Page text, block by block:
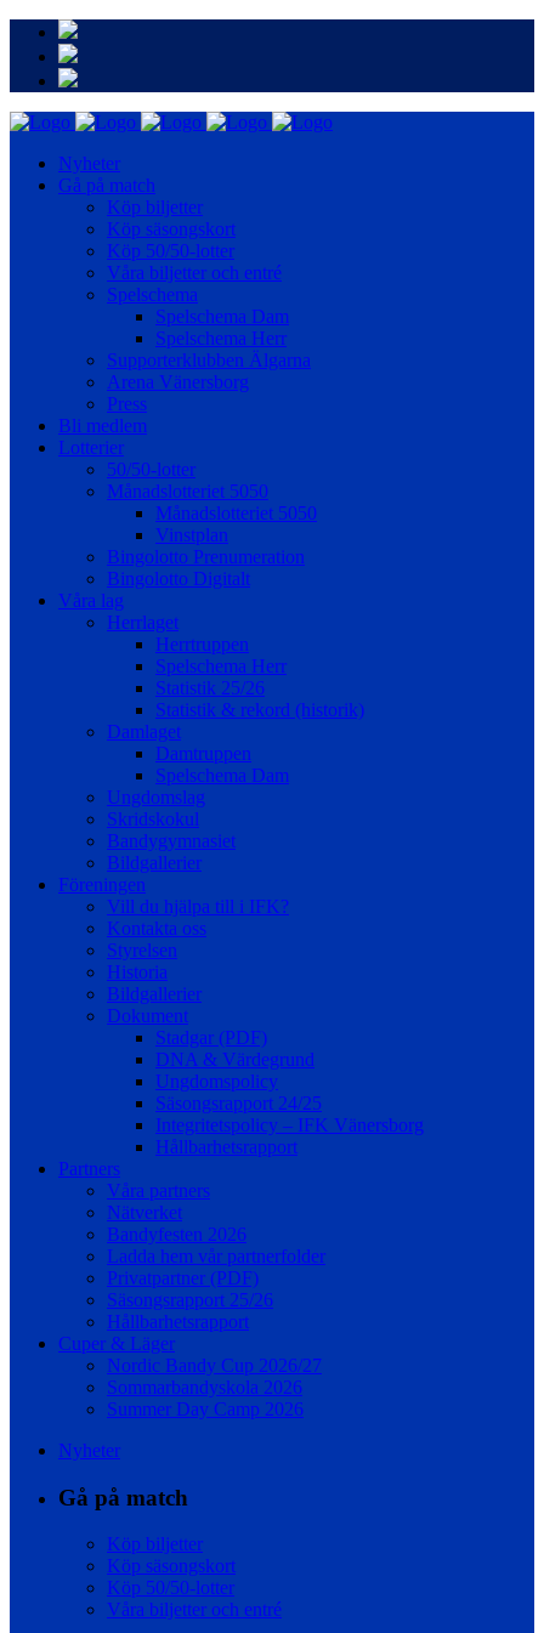
Nyheter
Gå på match
Köp biljetter
Köp säsongskort
Köp 50/50-lotter
Våra biljetter och entré
Spelschema
Spelschema Dam
Spelschema Herr
Supporterklubben Älgarna
Arena Vänersborg
Press
Bli medlem
Lotterier
50/50-lotter
Månadslotteriet 5050
Månadslotteriet 5050
Vinstplan
Bingolotto Prenumeration
Bingolotto Digitalt
Våra lag
Herrlaget
Herrtruppen
Spelschema Herr
Statistik 25/26
Statistik & rekord (historik)
Damlaget
Damtruppen
Spelschema Dam
Ungdomslag
Skridskokul
Bandygymnasiet
Bildgallerier
Föreningen
Vill du hjälpa till i IFK?
Kontakta oss
Styrelsen
Historia
Bildgallerier
Dokument
Stadgar (PDF)
DNA & Värdegrund
Ungdomspolicy
Säsongsrapport 24/25
Integritetspolicy – IFK Vänersborg
Hållbarhetsrapport
Partners
Våra partners
Nätverket
Bandyfesten 2026
Ladda hem vår partnerfolder
Privatpartner (PDF)
Säsongsrapport 25/26
Hållbarhetsrapport
Cuper & Läger
Nordic Bandy Cup 2026/27
Sommarbandyskola 2026
Summer Day Camp 2026
Nyheter
Gå på match
Köp biljetter
Köp säsongskort
Köp 50/50-lotter
Våra biljetter och entré